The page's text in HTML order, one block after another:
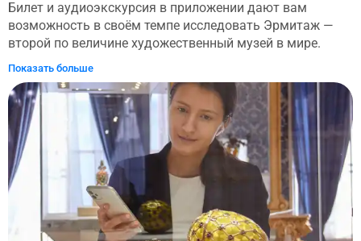
Билет и аудиоэкскурсия в приложении дают вам
возможность в своём темпе исследовать Эрмитаж —
второй по величине художественный музей в мире.
Здесь легко потеряться, потому что маршрут по всем
залам составит 24 километра. Эта аудиоэкскурсия
составлена по короткому маршруту, комфортному для
тех, кто пришел сюда в первый раз. В этом аудиогиде
собраны только самые значимые шедевры коллекции.
Аудиоэкскурсия начнётся на Дворцовой площади, где
вы узнаете историю музея и рассмотрите его
архитектуру. Затем вы войдете в парадные залы
Зимнего дворца по знаменитой Иорданской лестнице.
Вы пройдете маршрутом личных гостей императорской
Показать больше